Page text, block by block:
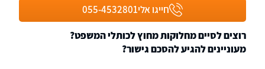
חייגו אלי055-4532801
רוצים לסיים מחלוקות מחוץ לכותלי המשפט?
מעוניינים להגיע להסכם גישור?